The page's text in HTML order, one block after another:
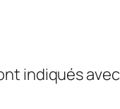
indiqués